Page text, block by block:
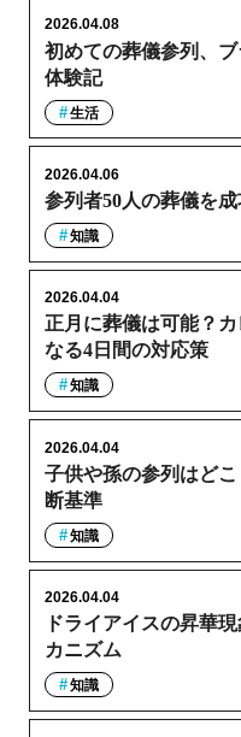
初めての葬儀参列、
体験記
2026.04.08
生活
参列者50人の葬儀を
2026.04.06
知識
正月に葬儀は可能？
なる4日間の対応策
2026.04.04
知識
子供や孫の参列はど
断基準
2026.04.04
知識
ドライアイスの昇華
カニズム
2026.04.04
知識